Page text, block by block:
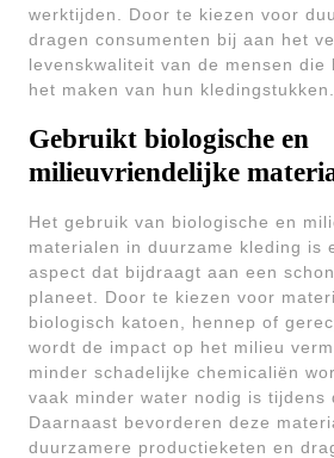
werktijden. Door te kiezen voor
dragen consumenten bij aan het
levenskwaliteit van de mensen die
het maken van hun kledingstukken.
Gebruikt biologische en
milieuvriendelijke
Het gebruik van biologische en
materialen in duurzame kleding is
aspect dat bijdraagt aan een
planeet. Door te kiezen voor
biologisch katoen, hennep of
wordt de impact op het milieu
minder schadelijke chemicaliën
vaak minder water nodig is tijdens
Daarnaast bevorderen deze
duurzamere productieketen en